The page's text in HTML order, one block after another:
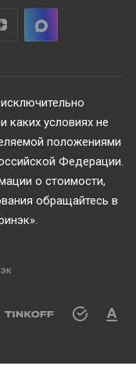
каких условиях не
положениями
Федерации.
о стоимости,
обращайтесь в